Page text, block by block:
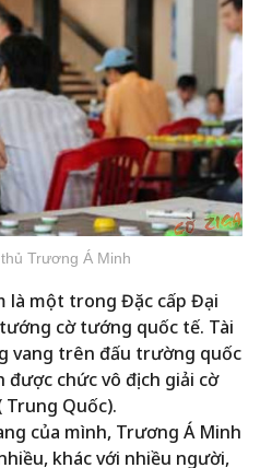
Trương Á Minh
là một trong Đặc cấp Đại
cờ tướng quốc tế. Tài
vang trên đấu trường quốc
được chức vô địch giải cờ
Trung Quốc).
của mình, Trương Á Minh
khác với nhiều người,